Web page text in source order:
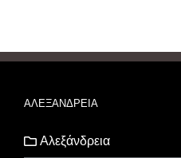
ΑΛΕΞΑΝΔΡΕΙΑ
Αλεξάνδρεια